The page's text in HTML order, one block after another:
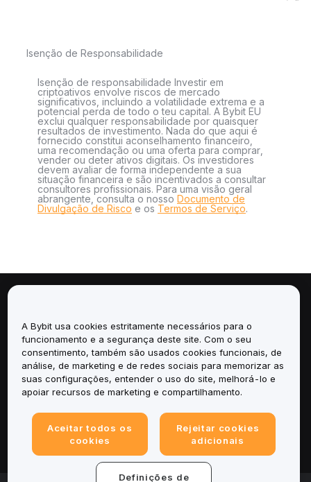
Isenção de Responsabilidade
Isenção de responsabilidade Investir em
criptoativos envolve riscos de mercado
significativos, incluindo a volatilidade extrema e a
potencial perda de todo o teu capital. A Bybit EU
exclui qualquer responsabilidade por quaisquer
resultados de investimento. Nada do que aqui é
fornecido constitui aconselhamento financeiro,
uma recomendação ou uma oferta para comprar,
vender ou deter ativos digitais. Os investidores
devem avaliar de forma independente a sua
situação financeira e são incentivados a consultar
consultores profissionais. Para uma visão geral
abrangente, consulta o nosso Documento de
Divulgação de Risco e os Termos de Serviço.
Serviços
Suporte
A Bybit usa cookies estritamente necessários para o
funcionamento e a segurança deste site. Com o seu
consentimento, também são usados cookies funcionais, de
análise, de marketing e de redes sociais para memorizar as
suas configurações, entender o uso do site, melhorá-lo e
apoiar recursos de marketing e compartilhamento.
Aceitar todos os
cookies
Rejeitar cookies
adicionais
Definições de